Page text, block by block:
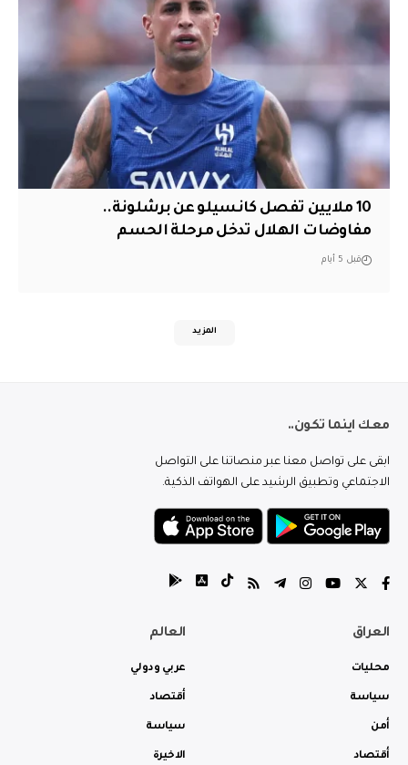
10 ملايين تفصل كانسيلو عن برشلونة..
مفاوضات الهلال تدخل مرحلة الحسم
قبل 5 أيام
المزيد
معك اينما تكون..
ابقى على تواصل معنا عبر منصاتنا على التواصل
الاجتماعي وتطبيق الرشيد على الهواتف الذكية.
العراق
محليات
سياسة
أمن
أقتصاد
العالم
عربي ودولي
أقتصاد
سياسة
الاخيرة